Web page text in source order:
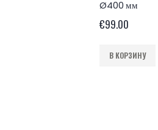
Ø400 мм
€99.00
В КОРЗИНУ